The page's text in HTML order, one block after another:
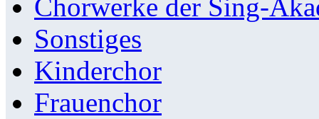
Chorwerke der Sing-
Sonstiges
Kinderchor
Frauenchor